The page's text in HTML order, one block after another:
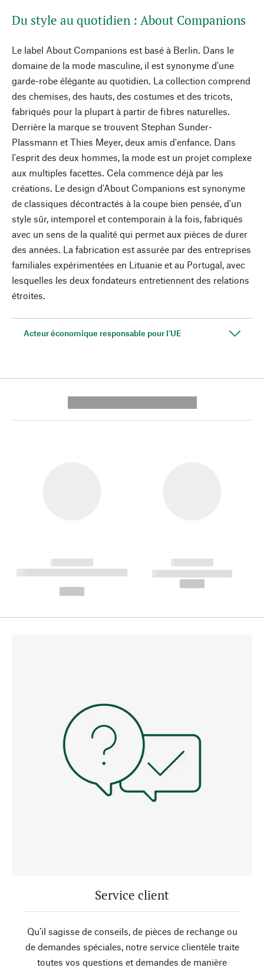
Du style au quotidien : About Companions
Le label About Companions est basé à Berlin. Dans le
domaine de la mode masculine, il est synonyme d'une
garde-robe élégante au quotidien. La collection comprend
des chemises, des hauts, des costumes et des tricots,
fabriqués pour la plupart à partir de fibres naturelles.
Derrière la marque se trouvent Stephan Sunder-
Plassmann et Thies Meyer, deux amis d'enfance. Dans
l'esprit des deux hommes, la mode est un projet complexe
aux multiples facettes. Cela commence déjà par les
créations. Le design d'About Companions est synonyme
de classiques décontractés à la coupe bien pensée, d'un
style sûr, intemporel et contemporain à la fois, fabriqués
avec un sens de la qualité qui permet aux pièces de durer
des années. La fabrication est assurée par des entreprises
familiales expérimentées en Lituanie et au Portugal, avec
lesquelles les deux fondateurs entretiennent des relations
étroites.
Acteur économique responsable pour l'UE
------------
----------- ----------- --------
------------
----------- -----------
Service client
Qu’il sagisse de conseils, de pièces de rechange ou
de demandes spéciales, notre service clientèle traite
toutes vos questions et demandes de manière